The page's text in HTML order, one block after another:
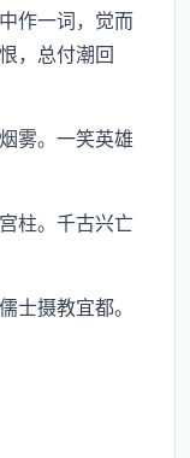
作一词，觉而
，总付潮回
雾。一笑英雄
柱。千古兴亡
摄教宜都。